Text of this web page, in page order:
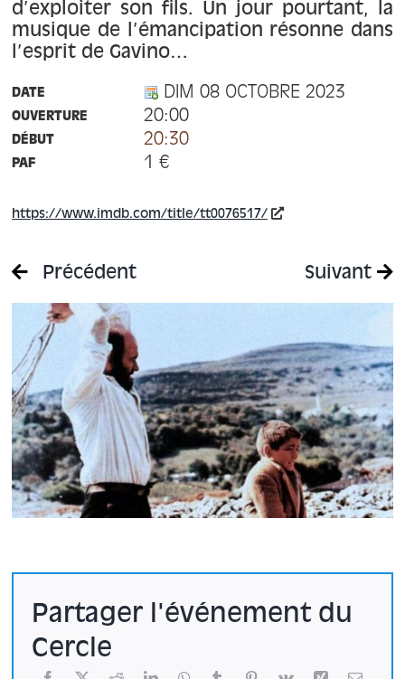
d’exploiter son fils. Un jour pourtant, la
musique de l’émancipation résonne dans
l’esprit de Gavino…
DATE DIM 08 OCTOBRE 2023
OUVERTURE 20:00
DÉBUT 20:30
PAF 1 €
https://www.imdb.com/title/tt0076517/
Précédent Suivant
Partager l'événement du
Cercle